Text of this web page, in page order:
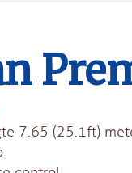
7.65 (25.1ft)